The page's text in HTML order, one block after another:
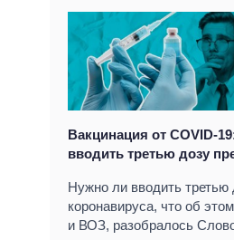
Вакцинация от COVID-
вводить третью дозу
Нужно ли вводить третью
коронавируса, что об
и ВОЗ, разобралось